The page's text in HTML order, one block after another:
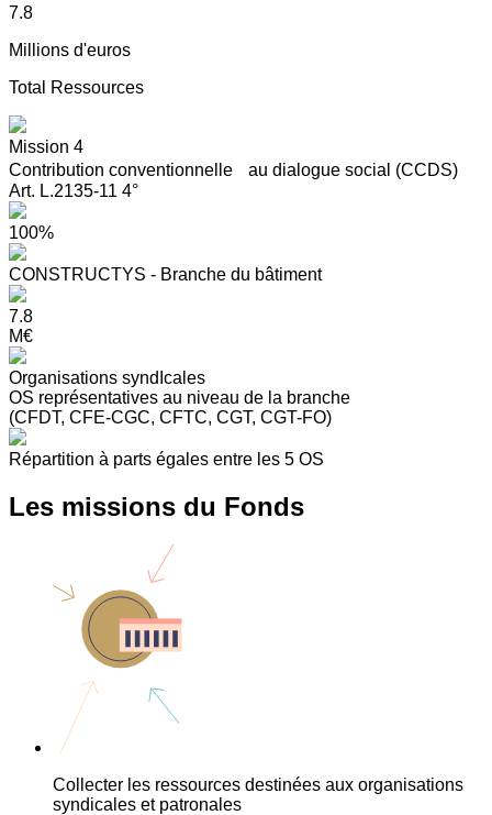
7.8
Millions d'euros
Total Ressources
Mission 4
Contribution conventionnelle au dialogue social (CCDS)
Art. L.2135-11 4°
100%
CONSTRUCTYS - Branche du bâtiment
7.8
M€
Organisations syndIcales
OS représentatives au niveau de la branche
(CFDT, CFE-CGC, CFTC, CGT, CGT-FO)
Répartition à parts égales entre les 5 OS
Les missions du Fonds
Collecter les ressources destinées aux organisations
syndicales et patronales